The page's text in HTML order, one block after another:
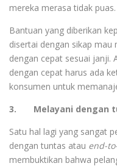
mereka merasa tidak puas.
Bantuan yang diberikan
disertai dengan sikap mau
dengan cepat sesuai janji.
dengan cepat harus ada
konsumen untuk
3. Melayani dengan
Satu hal lagi yang sangat
dengan tuntas atau end-
membuktikan bahwa